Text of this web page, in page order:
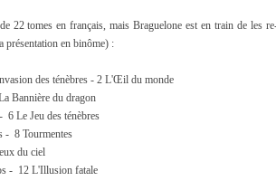
22 tomes en français, mais Braguelone est en train de les
présentation en binôme) :
des ténèbres - 2 L'Œil du monde
Bannière du dragon
6 Le Jeu des ténèbres
- 8 Tourmentes
du ciel
- 12 L'Illusion fatale